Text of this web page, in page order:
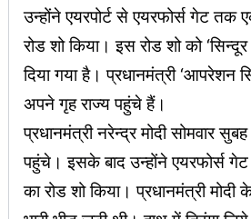
उन्होंने एयरपोर्ट से एयरफोर्स गेट तक
रोड शो किया। इस रोड शो को ‘सिन्दूर
दिया गया है। प्रधानमंत्री ‘आपरेशन
अपने गृह राज्य पहुंचे हैं।
प्रधानमंत्री नरेन्द्र मोदी सोमवार
पहुंचे। इसके बाद उन्होंने एयरफोर्स
का रोड शो किया। प्रधानमंत्री मोदी